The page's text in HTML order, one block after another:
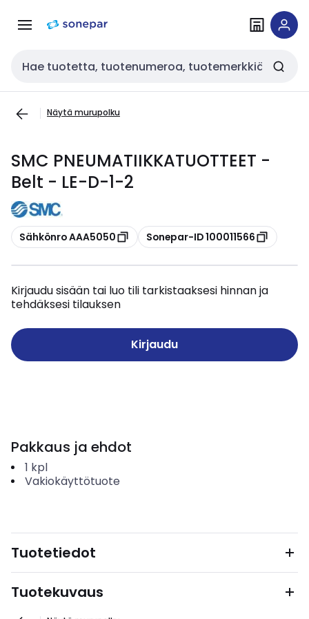
navigointiinsisältöön
Haku
Näytä murupolku
SMC PNEUMATIIKKATUOTTEET -
Belt - LE-D-1-2
Kopioi
Sähkönro AAA5050 Kopioi
Sonepar-ID 100011566
Kirjaudu sisään tai luo tili tarkistaaksesi hinnan ja
tehdäksesi tilauksen
Kirjaudu
Pakkaus ja ehdot
1 kpl
Vakiokäyttötuote
Tuotetiedot
Tuotekuvaus